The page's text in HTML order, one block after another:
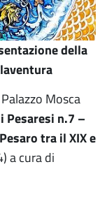
della
Mosca
Pesaresi n.7 –
tra il XIX e
a cura di